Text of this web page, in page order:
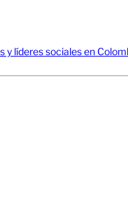
y líderes sociales en